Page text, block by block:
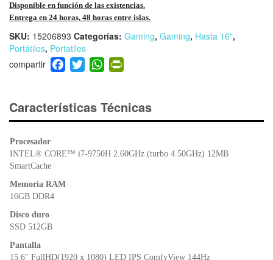
Disponible en función de las existencias.
Entrega en 24 horas, 48 horas entre islas.
SKU: 15206893 Categorías: Gaming, Gaming, Hasta 16",
Portátiles, Portatiles
F
a
e
b
o
T
wi
er
W
h
s
A
p
ri
e
dl
Características Técnicas
Procesador
INTEL® CORE™ i7-9750H 2.60GHz (turbo 4.50GHz) 12MB
SmartCache
Memoria RAM
16GB DDR4
Disco duro
SSD 512GB
Pantalla
15.6″ FullHD(1920 x 1080) LED IPS ComfyView 144Hz